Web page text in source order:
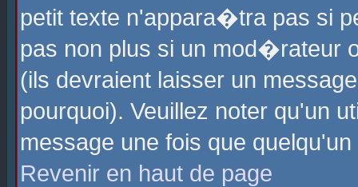
petit texte n'appara�tra pas si
pas non plus si un mod�rateur
(ils devraient laisser un
pourquoi). Veuillez noter qu'un
message une fois que
Revenir en haut de page